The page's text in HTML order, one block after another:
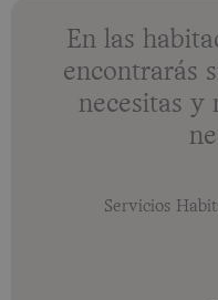
En las
encontrarás
necesitas y
Servicios